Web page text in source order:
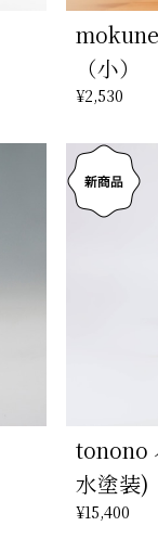
（小）
¥2,530
tonono
水塗装)
¥15,400